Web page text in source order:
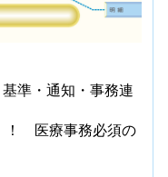
準・通知・事務連
！ 医療事務必須の